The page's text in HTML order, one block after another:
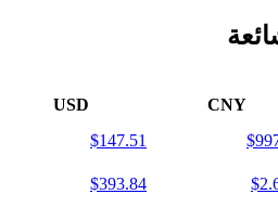
CNY
USD
$147.51
$393.84